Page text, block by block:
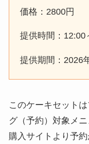
価格：2800円
提供時間：12:00
提供期間：2026
このケーキセット
グ（予約）対象メ
購入サイトより予